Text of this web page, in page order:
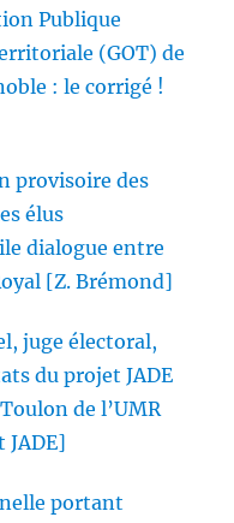
Publique
(GOT) de
: le corrigé !
provisoire des
élus
dialogue entre
[Z. Brémond]
juge électoral,
du projet JADE
de l’UMR
JADE]
portant